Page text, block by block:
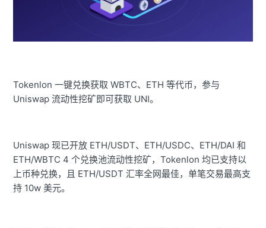
Tokenlon 一键兑换获取 WBTC、ETH 等代币，参与
Uniswap 流动性挖矿即可获取 UNI。
Uniswap 现已开放 ETH/USDT、ETH/USDC、ETH/DAI 和
ETH/WBTC 4 个兑换池流动性挖矿，Tokenlon 均已支持以
上币种兑换，且 ETH/USDT 汇率全网最佳，单笔交易最高支
持 10w 美元。